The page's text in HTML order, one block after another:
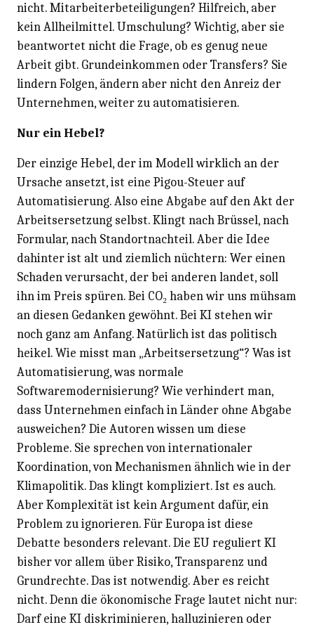
nicht. Mitarbeiterbeteiligungen? Hilfreich, aber
kein Allheilmittel. Umschulung? Wichtig, aber sie
beantwortet nicht die Frage, ob es genug neue
Arbeit gibt. Grundeinkommen oder Transfers? Sie
lindern Folgen, ändern aber nicht den Anreiz der
Unternehmen, weiter zu automatisieren.
Nur ein Hebel?
Der einzige Hebel, der im Modell wirklich an der
Ursache ansetzt, ist eine Pigou-Steuer auf
Automatisierung. Also eine Abgabe auf den Akt der
Arbeitsersetzung selbst. Klingt nach Brüssel, nach
Formular, nach Standortnachteil. Aber die Idee
dahinter ist alt und ziemlich nüchtern: Wer einen
Schaden verursacht, der bei anderen landet, soll
ihn im Preis spüren. Bei CO₂ haben wir uns mühsam
an diesen Gedanken gewöhnt. Bei KI stehen wir
noch ganz am Anfang. Natürlich ist das politisch
heikel. Wie misst man „Arbeitsersetzung“? Was ist
Automatisierung, was normale
Softwaremodernisierung? Wie verhindert man,
dass Unternehmen einfach in Länder ohne Abgabe
ausweichen? Die Autoren wissen um diese
Probleme. Sie sprechen von internationaler
Koordination, von Mechanismen ähnlich wie in der
Klimapolitik. Das klingt kompliziert. Ist es auch.
Aber Komplexität ist kein Argument dafür, ein
Problem zu ignorieren. Für Europa ist diese
Debatte besonders relevant. Die EU reguliert KI
bisher vor allem über Risiko, Transparenz und
Grundrechte. Das ist notwendig. Aber es reicht
nicht. Denn die ökonomische Frage lautet nicht nur:
Darf eine KI diskriminieren, halluzinieren oder